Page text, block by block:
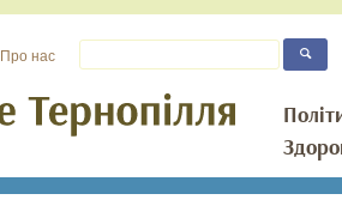
Про нас